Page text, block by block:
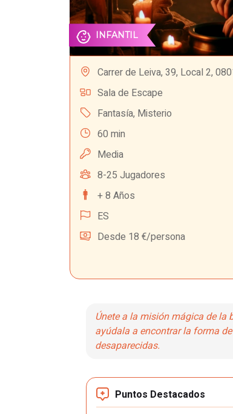
INFANTIL
Carrer de Leiva, 39, Local 2,
Sala de Escape
Fantasía, Misterio
60 min
Media
8-25 Jugadores
+ 8 Años
ES
Desde 18 €/persona
Únete a la misión mágica de la
ayúdala a encontrar la forma
desaparecidas.
Puntos Destacados